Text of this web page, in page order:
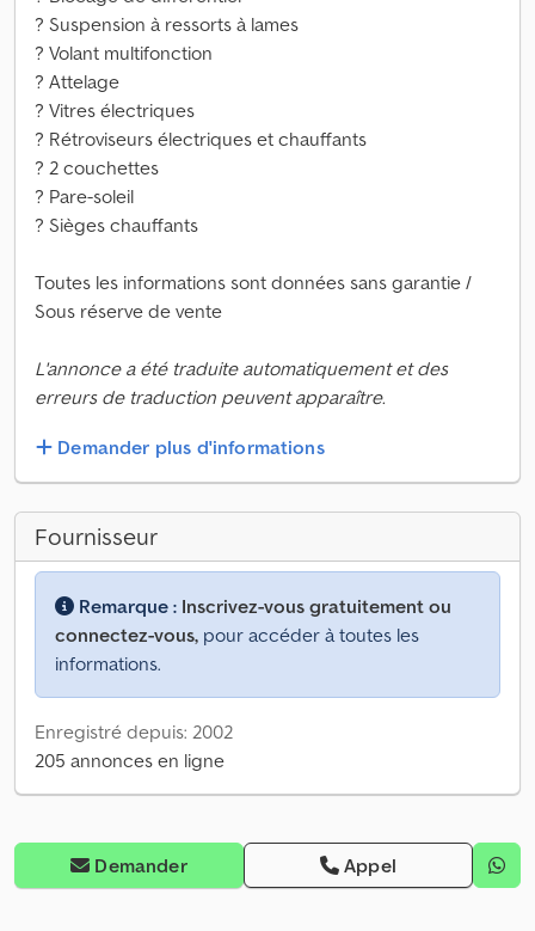
? Suspension à ressorts à lames
? Volant multifonction
? Attelage
? Vitres électriques
? Rétroviseurs électriques et chauffants
? 2 couchettes
? Pare-soleil
? Sièges chauffants
Toutes les informations sont données sans garantie /
Sous réserve de vente
L'annonce a été traduite automatiquement et des
erreurs de traduction peuvent apparaître.
Demander plus d'informations
Fournisseur
Remarque : Inscrivez-vous gratuitement ou
connectez-vous, pour accéder à toutes les
informations.
Enregistré depuis: 2002
205 annonces en ligne
Demander Appel